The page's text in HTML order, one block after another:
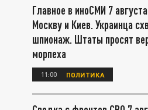
Главное в иноСМИ 7
Москву и Киев. Украинца
шпионаж. Штаты просят
морпеха
11:00 ПОЛИТИКА